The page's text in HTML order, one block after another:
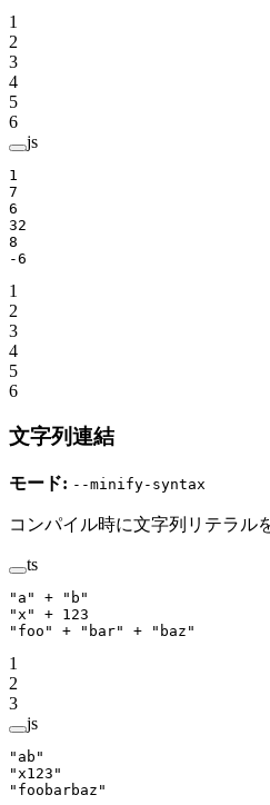
1
2
3
4
5
6
js
1
7
6
32
8
-6
1
2
3
4
5
6
文字列連結
モード: --minify-syntax
コンパイル時に文字列リテラル
ts
"a" + "b"
"x"
+ 123
"foo"
+ "bar" + "baz"
1
2
3
js
"ab"
"x123"
"foobarbaz"